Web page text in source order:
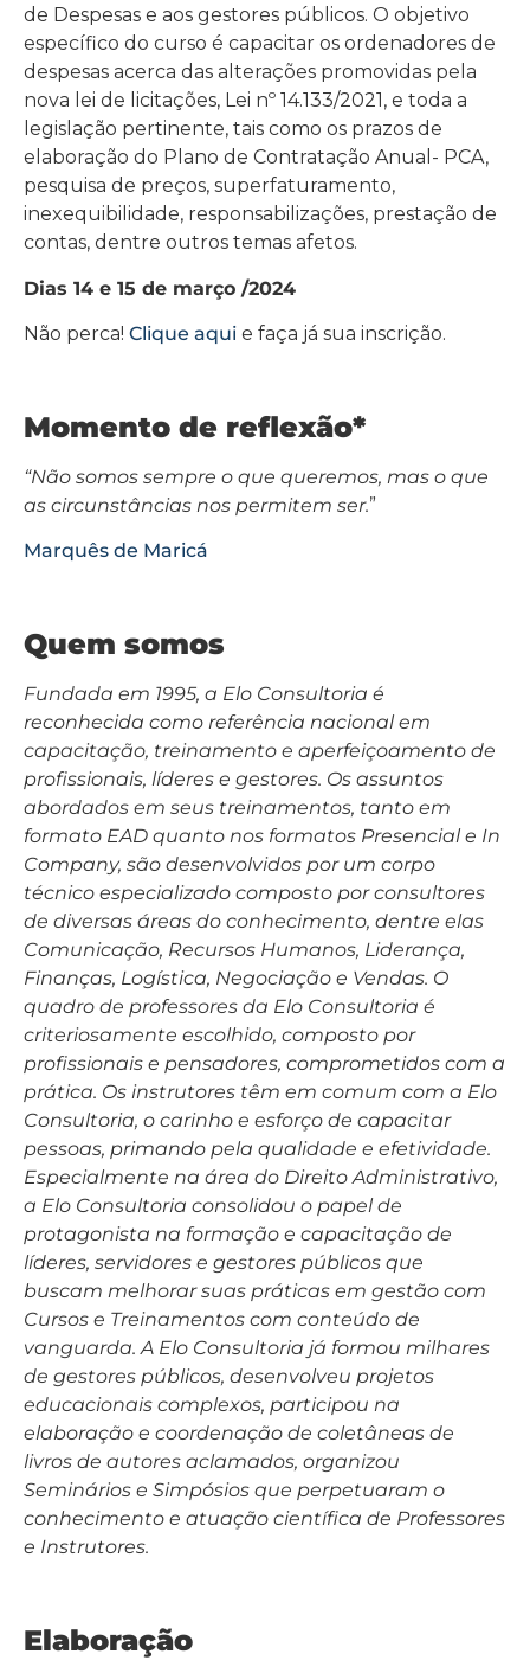
de Despesas e aos gestores públicos. O objetivo
específico do curso é capacitar os ordenadores de
despesas acerca das alterações promovidas pela
nova lei de licitações, Lei nº 14.133/2021, e toda a
legislação pertinente, tais como os prazos de
elaboração do Plano de Contratação Anual- PCA,
pesquisa de preços, superfaturamento,
inexequibilidade, responsabilizações, prestação de
contas, dentre outros temas afetos.
Dias 14 e 15 de março /2024
Não perca! Clique aqui e faça já sua inscrição.
Momento de reflexão*
“Não somos sempre o que queremos, mas o que
as circunstâncias nos permitem ser.”
Marquês de Maricá
Quem somos
Fundada em 1995, a Elo Consultoria é
reconhecida como referência nacional em
capacitação, treinamento e aperfeiçoamento de
profissionais, líderes e gestores. Os assuntos
abordados em seus treinamentos, tanto em
formato EAD quanto nos formatos Presencial e In
Company, são desenvolvidos por um corpo
técnico especializado composto por consultores
de diversas áreas do conhecimento, dentre elas
Comunicação, Recursos Humanos, Liderança,
Finanças, Logística, Negociação e Vendas. O
quadro de professores da Elo Consultoria é
criteriosamente escolhido, composto por
profissionais e pensadores, comprometidos com a
prática. Os instrutores têm em comum com a Elo
Consultoria, o carinho e esforço de capacitar
pessoas, primando pela qualidade e efetividade.
Especialmente na área do Direito Administrativo,
a Elo Consultoria consolidou o papel de
protagonista na formação e capacitação de
líderes, servidores e gestores públicos que
buscam melhorar suas práticas em gestão com
Cursos e Treinamentos com conteúdo de
vanguarda. A Elo Consultoria já formou milhares
de gestores públicos, desenvolveu projetos
educacionais complexos, participou na
elaboração e coordenação de coletâneas de
livros de autores aclamados, organizou
Seminários e Simpósios que perpetuaram o
conhecimento e atuação científica de Professores
e Instrutores.
Elaboração